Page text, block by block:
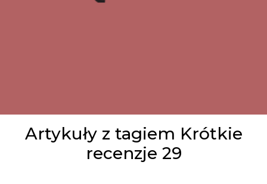
Artykuły z tagiem Krótkie
recenzje 29